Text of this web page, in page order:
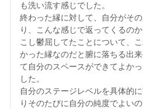
も洗い流す感じでした。
終わった縁に対して、自分がそ
り、こんな感じで返ってくるの
こし鬱屈してたことについて、
かった縁なのだと腑に落ちる出
て自分のスペースができてよか
した。
自分のステージレベルを具体的
りそのたびに自分の純度でよい